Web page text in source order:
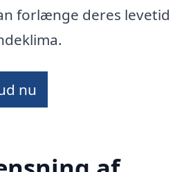
forlænge deres levetid
nu